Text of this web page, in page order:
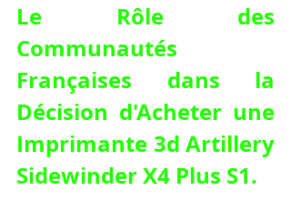
Le Rôle des
Communautés
Françaises dans la
Décision d'Acheter une
Imprimante 3d Artillery
Sidewinder X4 Plus S1.